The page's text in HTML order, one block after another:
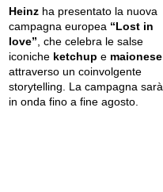
Heinz ha presentato la nuova
campagna europea “Lost in
love” , che celebra le salse
iconiche ketchup e maionese
attraverso un coinvolgente
storytelling. La campagna sarà
in onda fino a fine agosto.